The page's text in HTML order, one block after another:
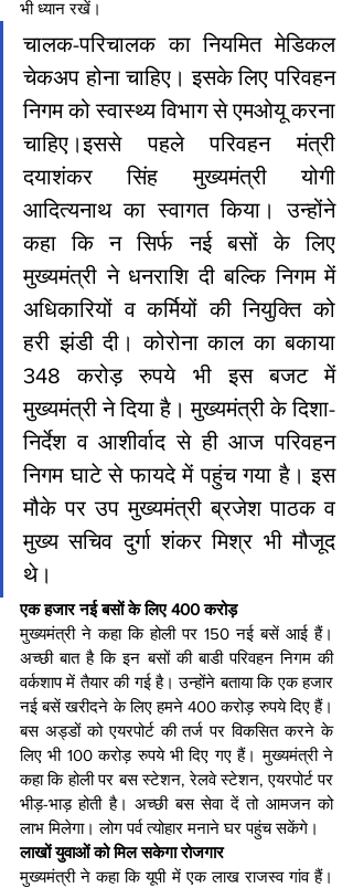
भी ध्यान रखें।
चालक-परिचालक का नियमित मेडिकल
चेकअप होना चाहिए। इसके लिए परिवहन
निगम को स्वास्थ्य विभाग से एमओयू करना
चाहिए।इससे पहले परिवहन मंत्री
दयाशंकर सिंह मुख्यमंत्री योगी
आदित्यनाथ का स्वागत किया। उन्होंने
कहा कि न सिर्फ नई बसों के लिए
मुख्यमंत्री ने धनराशि दी बल्कि निगम में
अधिकारियों व कर्मियों की नियुक्ति को
हरी झंडी दी। कोरोना काल का बकाया
348 करोड़ रुपये भी इस बजट में
मुख्यमंत्री ने दिया है। मुख्यमंत्री के दिशा-
निर्देश व आशीर्वाद से ही आज परिवहन
निगम घाटे से फायदे में पहुंच गया है। इस
मौके पर उप मुख्यमंत्री ब्रजेश पाठक व
मुख्य सचिव दुर्गा शंकर मिश्र भी मौजूद
थे।
एक हजार नई बसों के लिए 400 करोड़
मुख्यमंत्री ने कहा कि होली पर 150 नई बसें आई हैं।
अच्छी बात है कि इन बसों की बाडी परिवहन निगम की
वर्कशाप में तैयार की गई है। उन्होंने बताया कि एक हजार
नई बसें खरीदने के लिए हमने 400 करोड़ रुपये दिए हैं।
बस अड्डों को एयरपोर्ट की तर्ज पर विकसित करने के
लिए भी 100 करोड़ रुपये भी दिए गए हैं। मुख्यमंत्री ने
कहा कि होली पर बस स्टेशन, रेलवे स्टेशन, एयरपोर्ट पर
भीड़-भाड़ होती है। अच्छी बस सेवा दें तो आमजन को
लाभ मिलेगा। लोग पर्व त्योहार मनाने घर पहुंच सकेंगे।
लाखों युवाओं को मिल सकेगा रोजगार
मुख्यमंत्री ने कहा कि यूपी में एक लाख राजस्व गांव हैं।